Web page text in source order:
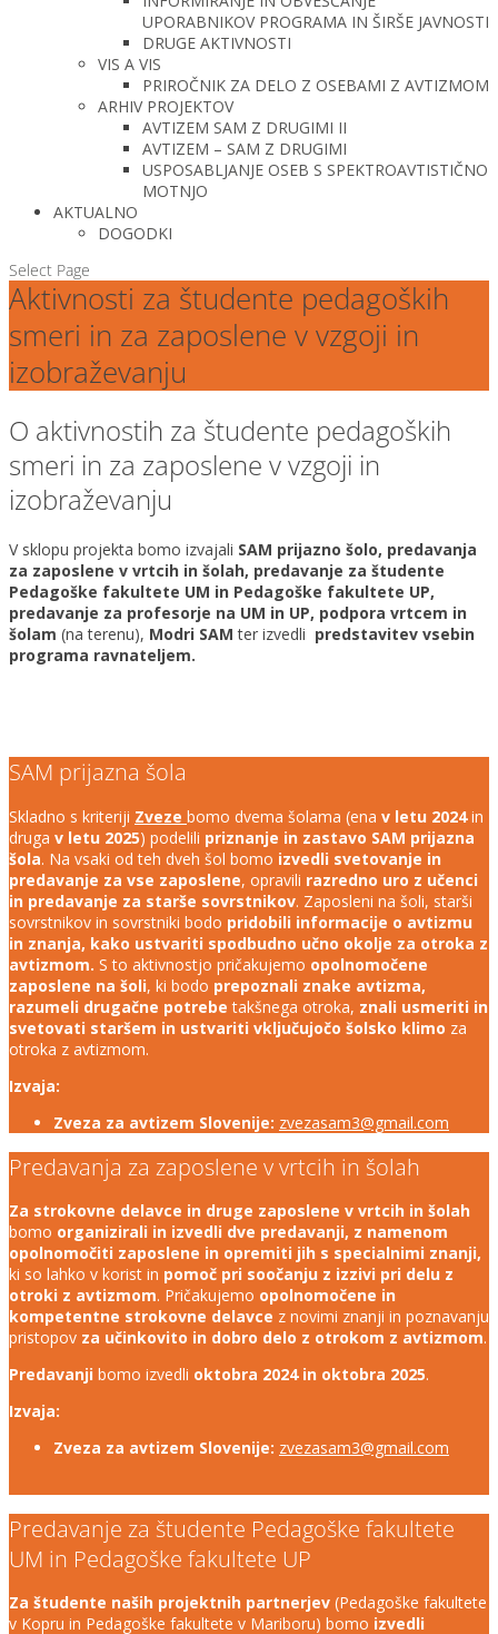
UPORABNIKOV PROGRAMA IN ŠIRŠE JAVNOSTI
DRUGE AKTIVNOSTI
VIS A VIS
PRIROČNIK ZA DELO Z OSEBAMI Z AVTIZMOM
ARHIV PROJEKTOV
AVTIZEM SAM Z DRUGIMI II
AVTIZEM – SAM Z DRUGIMI
USPOSABLJANJE OSEB S SPEKTROAVTISTIČNO
MOTNJO
AKTUALNO
DOGODKI
Select Page
Aktivnosti za študente pedagoških
smeri in za zaposlene v vzgoji in
izobraževanju
O aktivnostih za študente pedagoških
smeri in za zaposlene v vzgoji in
izobraževanju
V sklopu projekta bomo izvajali SAM prijazno šolo, predavanja
za zaposlene v vrtcih in šolah, predavanje za študente
Pedagoške fakultete UM in Pedagoške fakultete UP,
predavanje za profesorje na UM in UP, podpora vrtcem in
šolam (na terenu), Modri SAMter izvedli predstavitev vsebin
programa ravnateljem.
SAM prijazna šola
Skladno s kriteriji Zveze bomo dvema šolama (ena v letu 2024in
druga v letu 2025) podelili priznanje in zastavo SAM prijazna
šola. Na vsaki od teh dveh šol bomo izvedli svetovanje in
predavanje za vse zaposlene, opravili razredno uro z učenci
in predavanje za starše sovrstnikov. Zaposleni na šoli, starši
sovrstnikov in sovrstniki bodo pridobili informacije o avtizmu
in znanja, kako ustvariti spodbudno učno okolje za otroka z
avtizmom. S to aktivnostjo pričakujemo opolnomočene
zaposlene na šoli, ki bodo prepoznali znake avtizma,
razumeli drugačne potrebe takšnega otroka, znali usmeriti in
svetovati staršem in ustvariti vključujočo šolsko klimo za
otroka z avtizmom.
Izvaja:
Zveza za avtizem Slovenije: zvezasam3@gmail.com
Predavanja za zaposlene v vrtcih in šolah
Za strokovne delavce in druge zaposlene v vrtcih in šolah
bomo organizirali in izvedli dve predavanji, z namenom
opolnomočiti zaposlene in opremiti jih s specialnimi znanji,
ki so lahko v korist in pomoč pri soočanju z izzivi pri delu z
otroki z avtizmom. Pričakujemo opolnomočene in
kompetentne strokovne delavce z novimi znanji in poznavanju
pristopov za učinkovito in dobro delo z otrokom z avtizmom.
Predavanji bomo izvedli oktobra 2024 in oktobra 2025.
Izvaja:
Zveza za avtizem Slovenije: zvezasam3@gmail.com
Predavanje za študente Pedagoške fakultete
UM in Pedagoške fakultete UP
Za študente naših projektnih partnerjev (Pedagoške fakultete
v Kopru in Pedagoške fakultete v Mariboru) bomo izvedli